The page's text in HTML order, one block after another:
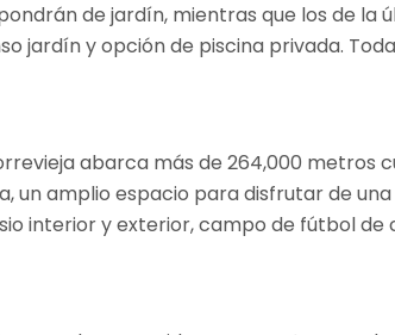
de jardín, mientras que los de
jardín y opción de piscina privada.
abarca más de 264,000 metros
un amplio espacio para disfrutar de
interior y exterior, campo de fútbol